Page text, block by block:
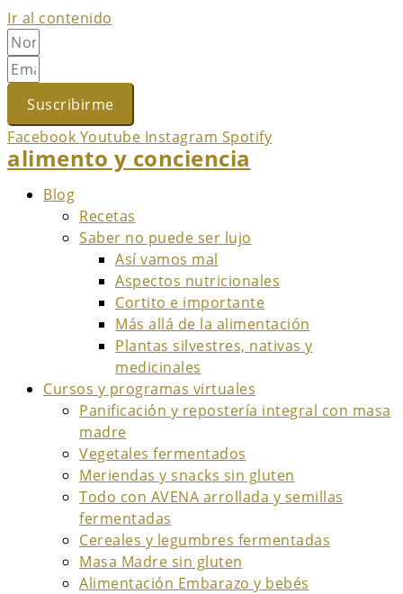
Ir al contenido
Suscribirme
Facebook Youtube Instagram Spotify
alimento y conciencia
Blog
Recetas
Saber no puede ser lujo
Así vamos mal
Aspectos nutricionales
Cortito e importante
Más allá de la alimentación
Plantas silvestres, nativas y
medicinales
Cursos y programas virtuales
Panificación y repostería integral con masa
madre
Vegetales fermentados
Meriendas y snacks sin gluten
Todo con AVENA arrollada y semillas
fermentadas
Cereales y legumbres fermentadas
Masa Madre sin gluten
Alimentación Embarazo y bebés